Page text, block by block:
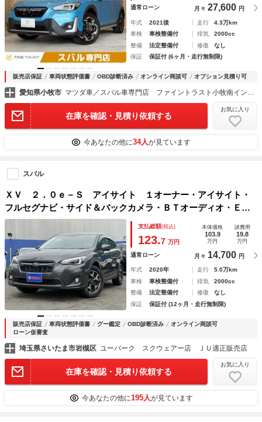
通常ローン 月々 27,600 円
年式 2021後 走行
4.3万km
車検
車検整備付 排気
2000cc
整備
法定整備付 修復
なし
保証
保証付 (6ヶ月・走行無制限)
販売店保証 車両状態評価書 OBD診断済み オンライン商談可 オプション見積り可
愛知県小牧市 マツダ車／スバル車専門店 ファイントラスト小牧南インター店
在庫を確認・見積り依頼する
お気に入り
今あなたの他に34人が見ています
スバル
ＸＶ ２．０ｅ－Ｓ アイサイト １オーナー・アイサイト・
フルセグナビ・サイド＆バックカメラ・ＢＴオーディオ・ＥＴ
Ｃ・ＵＳＢ・パワーシート・ＬＥＤヘッドライト・純正１７Ａ
Ｗ・スマートキー・Ｃソナー・ＢＳＭ・パドルシフト
支払総額(税込)
123.7 万円
本体価格
103.9
万円
諸費用
19.8
万円
通常ローン 月々 14,700 円
年式 2020年 走行
5.0万km
車検
車検整備付 排気
2000cc
整備
法定整備付 修復
なし
保証
保証付 (12ヶ月・走行無制限)
販売店保証 車両状態評価書 グー鑑定 OBD診断済み
オンライン商談可
ローン仮審査
埼玉県さいたま市岩槻区 ユーパーク スクウェアー店 ＪＵ適正販売店
在庫を確認・見積り依頼する
お気に入り
今あなたの他に195人が見ています